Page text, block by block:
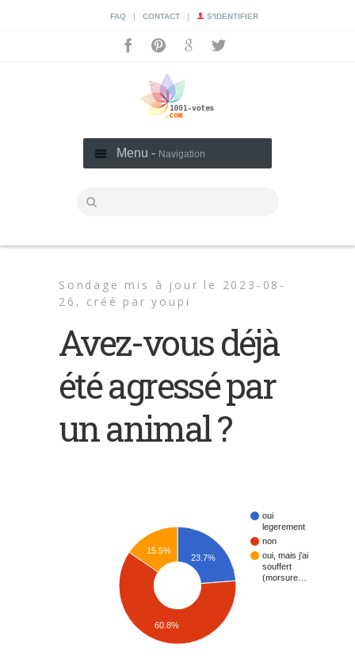
FAQ | CONTACT | S'IDENTIFIER
Menu - Navigation
Sondage mis à jour le 2023-08-
26, créé par youpi
Avez-vous déjà
été agressé par
un animal ?
oui
legerement
non
oui, mais j'ai
souffert
(morsure…
23.7%
15.5%
60.8%